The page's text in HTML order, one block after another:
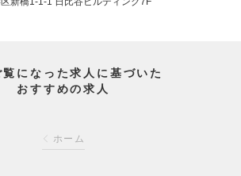
覧になった求人に基づいた
おすすめの求人
ホーム